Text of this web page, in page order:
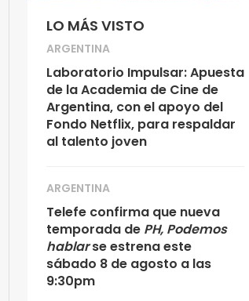
LO MÁS VISTO
ARGENTINA
Laboratorio Impulsar: Apuesta
de la Academia de Cine de
Argentina, con el apoyo del
Fondo Netflix, para respaldar
al talento joven
ARGENTINA
Telefe confirma que nueva
temporada de PH, Podemos
hablarse estrena este
sábado 8 de agosto a las
9:30pm